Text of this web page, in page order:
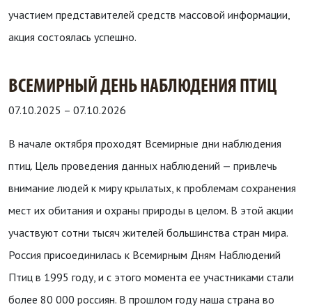
участием представителей средств массовой информации,
акция состоялась успешно.
ВСЕМИРНЫЙ ДЕНЬ НАБЛЮДЕНИЯ ПТИЦ
07.10.2025 – 07.10.2026
В начале октября проходят Всемирные дни наблюдения
птиц. Цель проведения данных наблюдений — привлечь
внимание людей к миру крылатых, к проблемам сохранения
мест их обитания и охраны природы в целом. В этой акции
участвуют сотни тысяч жителей большинства стран мира.
Россия присоединилась к Всемирным Дням Наблюдений
Птиц в 1995 году, и с этого момента ее участниками стали
более 80 000 россиян. В прошлом году наша страна во